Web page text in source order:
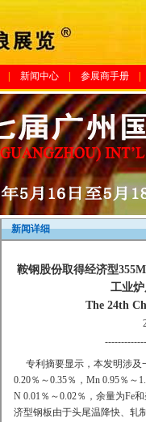
新闻中心 参展商手册|
新闻详细
鞍钢股份取得经济型
工业
The 24th
专利摘要显示，本发明涉及
0.20％～0.35％，Mn 0.95％～
N 0.01％～0.02％，余量为Fe
济型钢板由于头尾温降快、轧